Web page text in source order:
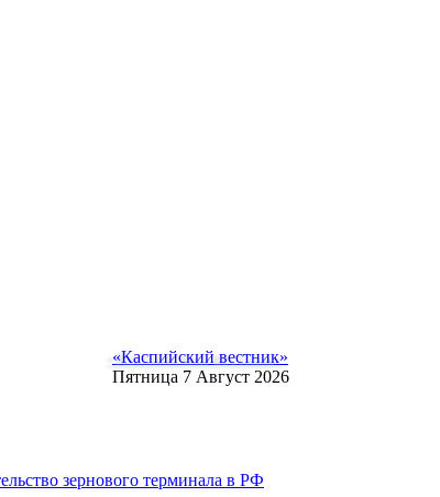
«Каспийский вестник»
Пятница 7 Август 2026